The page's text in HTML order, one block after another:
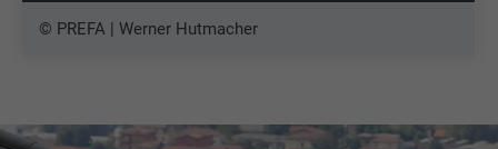
© PREFA | Werner Hutmacher